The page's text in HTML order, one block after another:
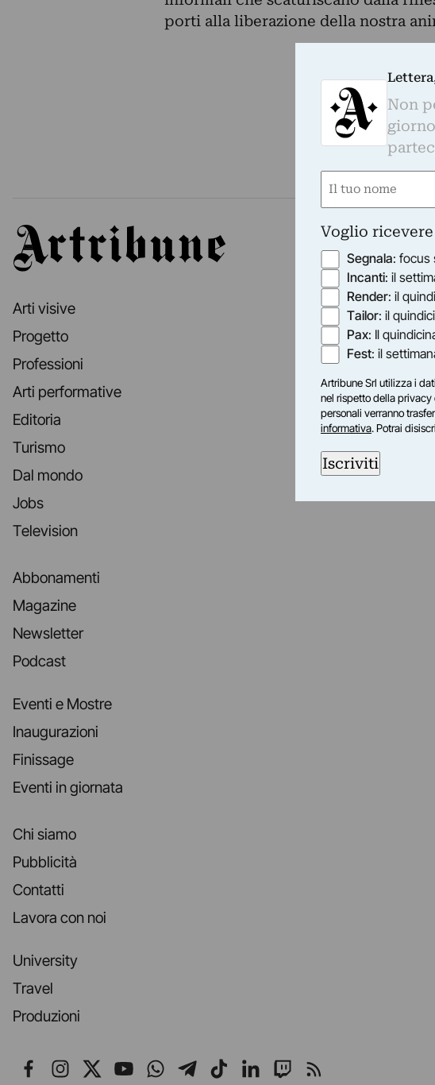
porti alla liberazione della nostra
Artribune
Arti visive
Progetto
Professioni
Arti performative
Editoria
Turismo
Dal mondo
Jobs
Television
Abbonamenti
Magazine
Newsletter
Podcast
Eventi e Mostre
Inaugurazioni
Finissage
Eventi in giornata
Chi siamo
Pubblicità
Contatti
Lavora con noi
University
Travel
Produzioni
Seguici su Facebook
Seguici su Instagram
Seguici su X
Seguici su YouTube
Seguici su WhatsApp
Seguici su Telegram
Seguici su TikTok
Seguici su LinkedIn
Seguici su Twitch
Seguici su Rss
Non
Nome
Voglio ricevere
Segnala: focus
Incanti: il
Render: il
Tailor: il
Pax: Il
Fest: il
Artribune Srl utilizza i
nel rispetto della
personali verranno
informativa. Potrai
Iscriviti